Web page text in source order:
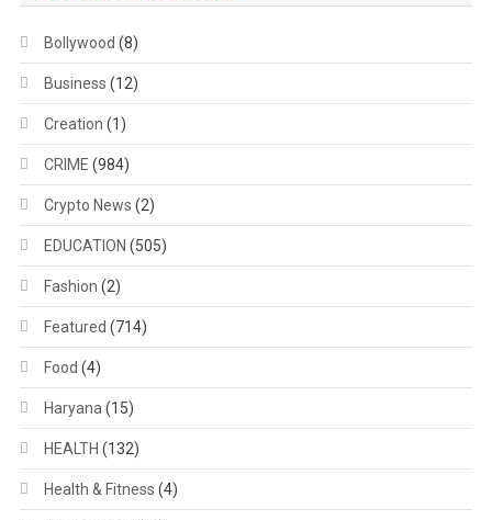
Bollywood (8)
Business (12)
Creation (1)
CRIME (984)
Crypto News (2)
EDUCATION (505)
Fashion (2)
Featured (714)
Food (4)
Haryana (15)
HEALTH (132)
Health & Fitness (4)